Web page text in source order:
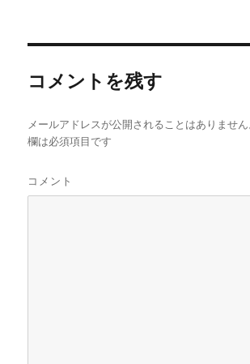
コメントを残す
メールアドレスが公開されることはありません
欄は必須項目です
コメント